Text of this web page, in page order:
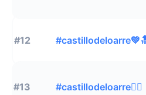
#12
#13 #castillodeloarre🚶‍♂️